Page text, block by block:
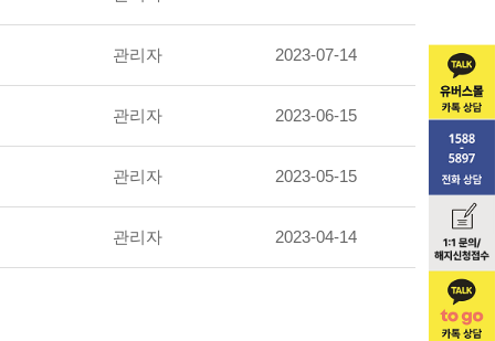
관리자 2023-07-14
관리자 2023-06-15
관리자 2023-05-15
관리자 2023-04-14